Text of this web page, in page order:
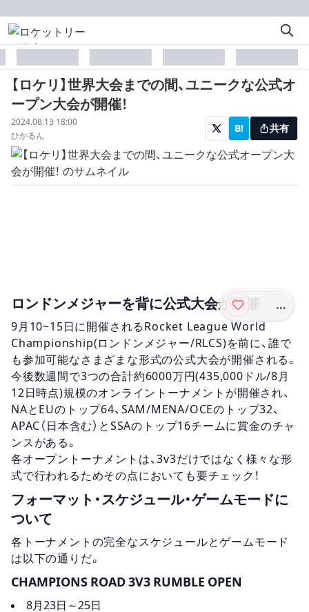
【ロケリ】世界大会までの間、ユニークな公式オ
ープン大会が開催！
配信日
2024.08.13 18:00
著者
ひかるん
B! 共有
...
ロンドンメジャーを背に公式大会が開催
9月10~15日に開催されるRocket League World
Championship(ロンドンメジャー/RLCS)を前に、誰で
も参加可能なさまざまな形式の公式大会が開催される。
今後数週間で3つの合計約6000万円(435,000ドル/8月
12日時点)規模のオンライントーナメントが開催され、
NAとEUのトップ64、SAM/MENA/OCEのトップ32、
APAC（日本含む）とSSAのトップ16チームに賞金のチャ
ンスがある。
各オープントーナメントは、3v3だけではなく様々な形
式で行われるためその点においても要チェック！
フォーマット・スケジュール・ゲームモードに
ついて
各トーナメントの完全なスケジュールとゲームモード
は以下の通りだ。
CHAMPIONS ROAD 3V3 RUMBLE OPEN
8月23日～25日